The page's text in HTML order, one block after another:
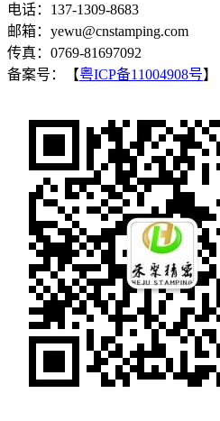
电话：137-1309-8683
邮箱：yewu@cnstamping.com
传真：0769-81697092
备案号：【粤ICP备11004908号】